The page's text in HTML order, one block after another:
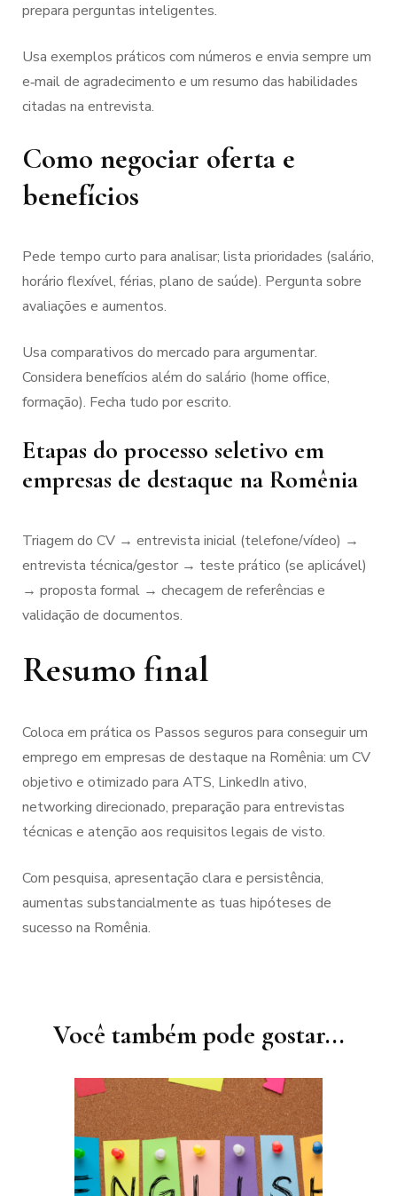
prepara perguntas inteligentes.
Usa exemplos práticos com números e envia sempre um
e‑mail de agradecimento e um resumo das habilidades
citadas na entrevista.
Como negociar oferta e
benefícios
Pede tempo curto para analisar; lista prioridades (salário,
horário flexível, férias, plano de saúde). Pergunta sobre
avaliações e aumentos.
Usa comparativos do mercado para argumentar.
Considera benefícios além do salário (home office,
formação). Fecha tudo por escrito.
Etapas do processo seletivo em
empresas de destaque na Romênia
Triagem do CV → entrevista inicial (telefone/vídeo) →
entrevista técnica/gestor → teste prático (se aplicável)
→ proposta formal → checagem de referências e
validação de documentos.
Resumo final
Coloca em prática os Passos seguros para conseguir um
emprego em empresas de destaque na Romênia: um CV
objetivo e otimizado para ATS, LinkedIn ativo,
networking direcionado, preparação para entrevistas
técnicas e atenção aos requisitos legais de visto.
Com pesquisa, apresentação clara e persistência,
aumentas substancialmente as tuas hipóteses de
sucesso na Romênia.
postVocê também pode gostar...